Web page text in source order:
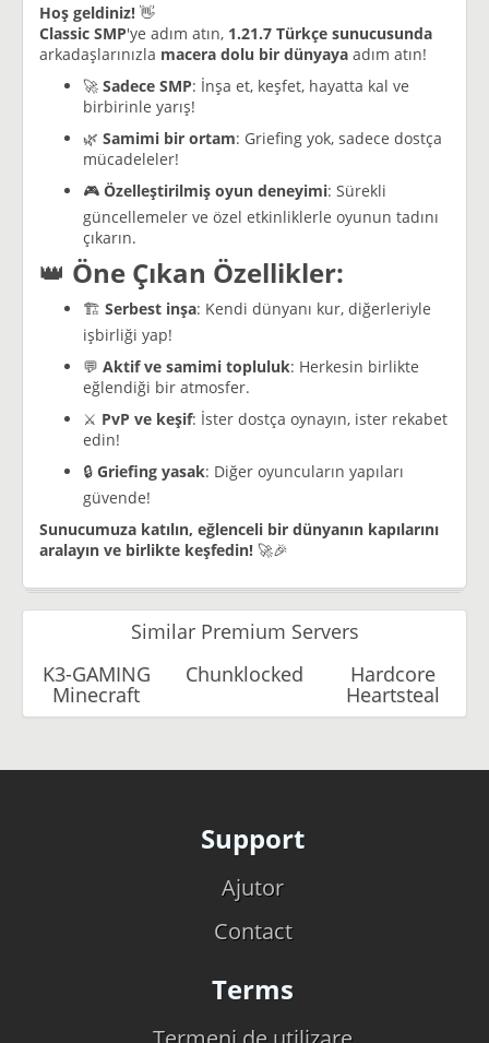
Hoş geldiniz! 👋
Classic SMP'ye adım atın, 1.21.7 Türkçe sunucusunda
arkadaşlarınızla macera dolu bir dünyaya adım atın!
🚀 Sadece SMP: İnşa et, keşfet, hayatta kal ve
birbirinle yarış!
🌿 Samimi bir ortam: Griefing yok, sadece dostça
mücadeleler!
🎮 Özelleştirilmiş oyun deneyimi: Sürekli
güncellemeler ve özel etkinliklerle oyunun tadını
çıkarın.
👑 Öne Çıkan Özellikler:
🏗️ Serbest inşa: Kendi dünyanı kur, diğerleriyle
işbirliği yap!
💬 Aktif ve samimi topluluk: Herkesin birlikte
eğlendiği bir atmosfer.
⚔️ PvP ve keşif: İster dostça oynayın, ister rekabet
edin!
🔒 Griefing yasak: Diğer oyuncuların yapıları
güvende!
Sunucumuza katılın, eğlenceli bir dünyanın kapılarını
aralayın ve birlikte keşfedin! 🚀🎉
Similar Premium Servers
K3-GAMING
Minecraft
Chunklocked Hardcore
Heartsteal
Support
Ajutor
Contact
Terms